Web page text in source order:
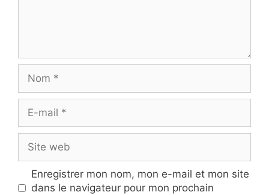
mail
web
Enregistrer mon nom, mon e-mail et mon site
dans le navigateur pour mon prochain